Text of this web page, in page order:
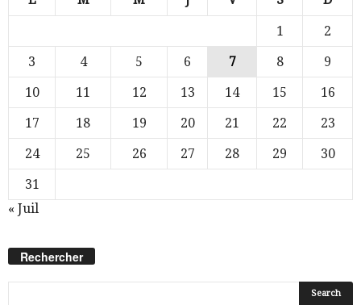
1
2
3
4 5 6 7 8
9
10
11 12 13 14 15
16
17
18 19 20 21 22
23
24
25 26 27 28 29
30
31
« Juil
Rechercher